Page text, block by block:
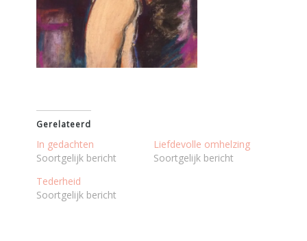
Gerelateerd
In gedachten
Soortgelijk bericht
Liefdevolle omhelzing
Soortgelijk bericht
Tederheid
Soortgelijk bericht